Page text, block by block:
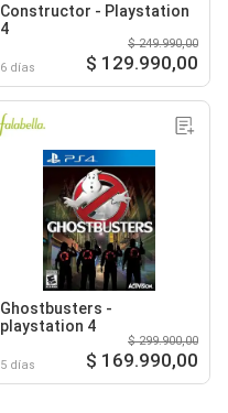
Constructor - Playstation
4
6 días
$ 249.990,00
$ 129.990,00
Ghostbusters -
playstation 4
5 días
$ 299.900,00
$ 169.990,00